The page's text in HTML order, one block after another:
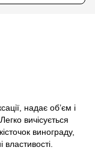
надає об’єм і
вичісується
винограду,